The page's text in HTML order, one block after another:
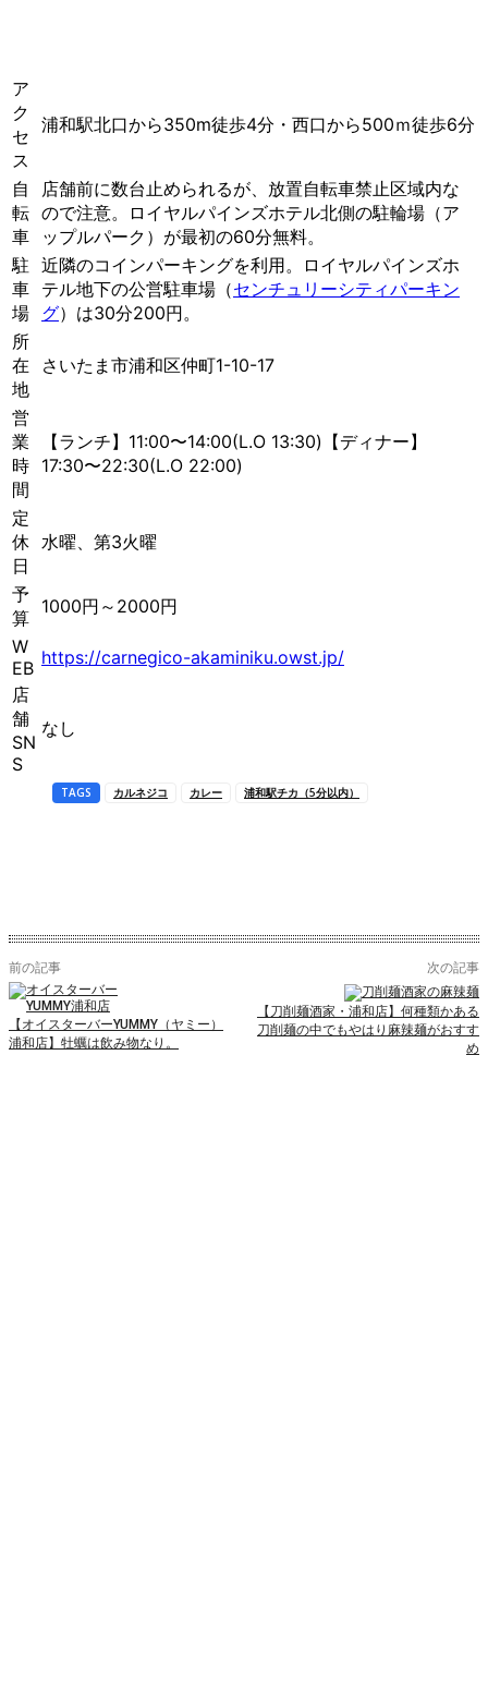
ア
ク
セ
ス
浦和駅北口から350m徒歩4分・西口から500ｍ徒歩6分
自
転
車
店舗前に数台止められるが、放置自転車禁止区域内な
ので注意。ロイヤルパインズホテル北側の駐輪場（ア
ップルパーク）が最初の60分無料。
駐
車
場
近隣のコインパーキングを利用。ロイヤルパインズホ
テル地下の公営駐車場（センチュリーシティパーキン
グ）は30分200円。
所
在
地
さいたま市浦和区仲町1-10-17
営
業
時
間
【ランチ】11:00〜14:00(L.O 13:30)【ディナー】
17:30〜22:30(L.O 22:00)
定
休
日
水曜、第3火曜
予
算
1000円～2000円
W
EB https://carnegico-akaminiku.owst.jp/
店
舗
SN
S
なし
TAGS カルネジコ カレー 浦和駅チカ（5分以内）
前の記事
【オイスターバーYUMMY（ヤミー）
浦和店】牡蠣は飲み物なり。
次の記事
【刀削麺酒家・浦和店】何種類かある
刀削麺の中でもやはり麻辣麺がおすす
め